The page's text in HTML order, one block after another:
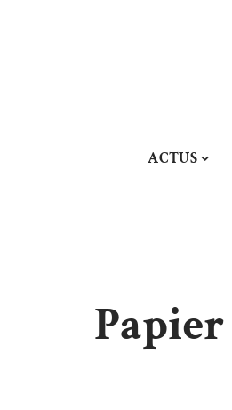
ACTUS